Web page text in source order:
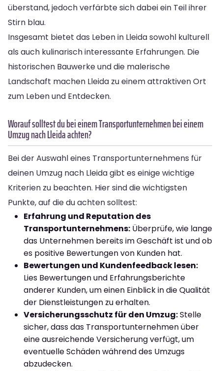
überstand, jedoch verfärbte sich dabei ein Teil ihrer
Stirn blau.
Insgesamt bietet das Leben in Lleida sowohl kulturell
als auch kulinarisch interessante Erfahrungen. Die
historischen Bauwerke und die malerische
Landschaft machen Lleida zu einem attraktiven Ort
zum Leben und Entdecken.
Worauf solltest du bei einem Transportunternehmen bei einem
Umzug nach Lleida achten?
Bei der Auswahl eines Transportunternehmens für
deinen Umzug nach Lleida gibt es einige wichtige
Kriterien zu beachten. Hier sind die wichtigsten
Punkte, auf die du achten solltest:
Erfahrung und Reputation des
Transportunternehmens: Überprüfe, wie lange
das Unternehmen bereits im Geschäft ist und ob
es positive Bewertungen von Kunden hat.
Bewertungen und Kundenfeedback lesen:
Lies Bewertungen und Erfahrungsberichte
anderer Kunden, um einen Einblick in die Qualität
der Dienstleistungen zu erhalten.
Versicherungsschutz für den Umzug:Stelle
sicher, dass das Transportunternehmen über
eine ausreichende Versicherung verfügt, um
eventuelle Schäden während des Umzugs
abzudecken.